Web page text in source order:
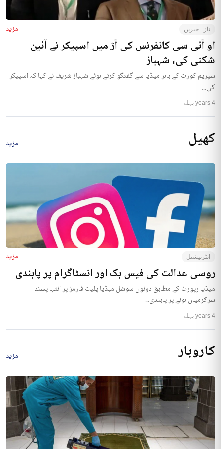
تازہ خبریں مزید
او آئی سی کانفرنس کی آڑ میں اسپیکر نے آئین
شکنی کی، شہباز
سپریم کورٹ کے باہر میڈیا سے گفتگو کرتے ہوئے شہباز شریف نے کہا کہ اسپیکر
کی...
4 years پہلے
کھیل مزید
انٹرنیشنل مزید
روسی عدالت کی فیس بک اور انسٹاگرام پر پابندی
میڈیا رپورٹ کے مطابق دونوں سوشل میڈیا پلیٹ فارمز پر انتہا پسند
سرگرمیاں ہونے پر پابندی...
4 years پہلے
کاروبار مزید